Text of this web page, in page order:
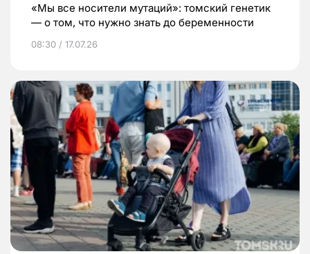
«Мы все носители мутаций»: томский генетик
— о том, что нужно знать до беременности
08:30 / 17.07.26